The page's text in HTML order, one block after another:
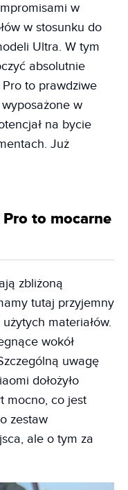
w
w stosunku do
Ultra. W tym
absolutnie
Pro to prawdziwe
w
na bycie
Już
to mocarne
zbliżoną
tutaj przyjemny
materiałów.
wokół
uwagę
dołożyło
mocno, co jest
zestaw
ale o tym za